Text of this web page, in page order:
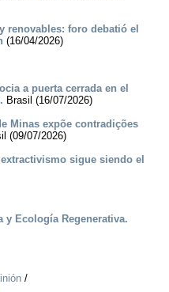
renovables: foro debatió el
(16/04/2026)
a puerta cerrada en el
Brasil (16/07/2026)
Minas expõe contradições
(09/07/2026)
sigue siendo el
y Ecología Regenerativa.
/